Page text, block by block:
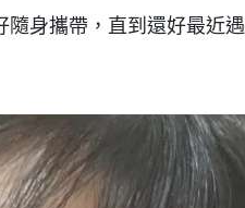
身攜帶，直到還好最近遇